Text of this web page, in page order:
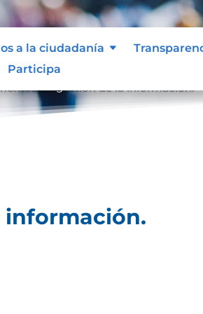
a la ciudadanía
Participa
información.